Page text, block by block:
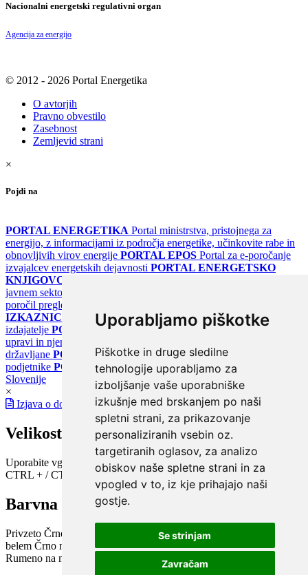
Uporabljamo piškotke
Piškotke in druge sledilne
tehnologije uporabljamo za
izboljšanje vaše uporabniške
izkušnje med brskanjem po naši
spletni strani, za prikazovanje
personaliziranih vsebin oz.
targetiranih oglasov, za analizo
obiskov naše spletne strani in za
vpogled v to, iz kje prihajajo naši
gostje.
Se strinjam
Zavračam
Nacionalni energetski regulativni organ
Agencija za energijo
© 2012 - 2026 Portal Energetika
O avtorjih
Pravno obvestilo
Zasebnost
Zemljevid strani
×
Pojdi na
PORTAL ENERGETIKA Portal ministrstva, pristojnega za
energijo, z informacijami iz področja energetike, učinkovite rabe in
obnovljivih virov energije PORTAL EPOS Portal za e-poročanje
izvajalcev energetskih dejavnosti PORTAL ENERGETSKO
KNJIGOVODSTVO
javnem sektorju
poročil pregledov klimatskih sistemov
IZKAZNICE
Register energetskih izkaznic - za izdelovalce in
izdajatelje PORTAL GOV.SI Osrednje spletno mesto o državni
upravi in njenih storitvah
državljane PORTAL SPOT Državni portal za podjetja in
podjetnike PORTAL OPSI Državni portal odprtih podatkov
Slovenije
×
Izjava o dostopnosti
Velikost pisave
Uporabite vgrajeno funkcijo brskalnika
CTRL + / CTRL -
Barvna shema
Privzeto Črno na belem Belo na črnem Črno na bež
belem Črno na zelenem Črno na rumenem Modro na rumenem
Rumeno na modrem
Turkizno na črnem Črno na vijoličnem